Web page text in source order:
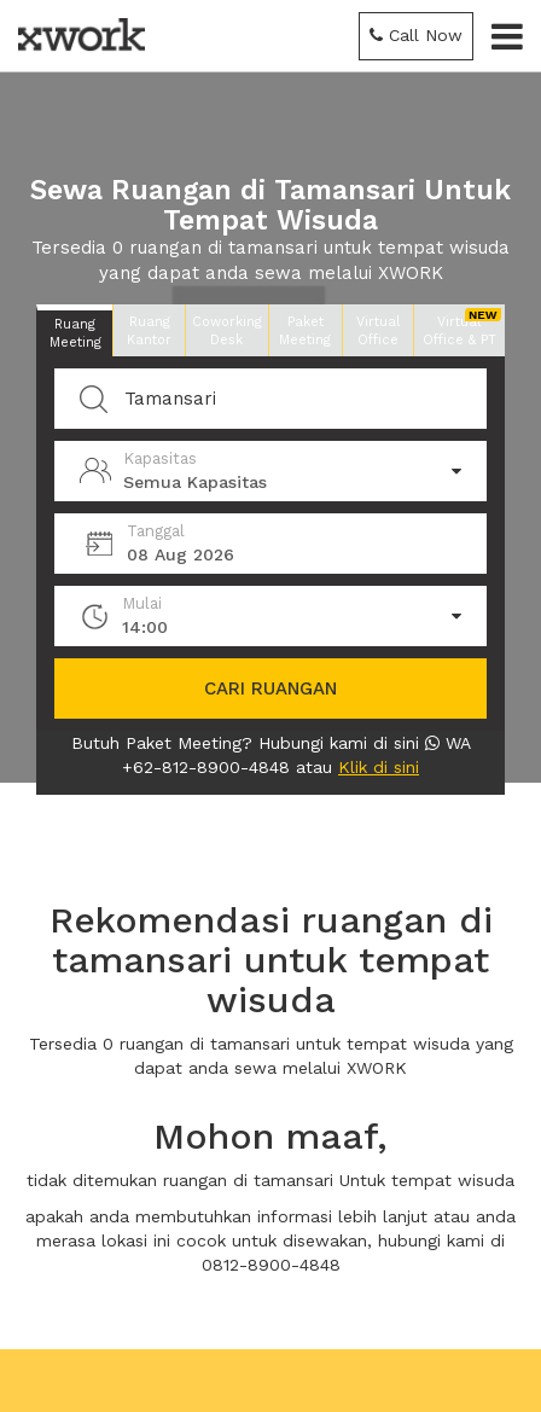
Call Now
Sewa Ruangan di Tamansari Untuk
Tempat Wisuda
Tersedia 0 ruangan di tamansari untuk tempat wisuda
yang dapat anda sewa melalui XWORK
Ruang
Meeting
Ruang
Kantor
Coworking
Desk
Paket
Meeting
Virtual
Office
Virtual
Office & PT
Kapasitas
Semua Kapasitas
Tanggal
08 Aug 2026
Mulai
14:00
CARI RUANGAN
Butuh Paket Meeting? Hubungi kami di sini
WA
+62-812-8900-4848 atau Klik di sini
Rekomendasi ruangan di
tamansari untuk tempat
wisuda
Tersedia 0 ruangan di tamansari untuk tempat wisuda yang
dapat anda sewa melalui XWORK
Mohon maaf,
tidak ditemukan ruangan di tamansari Untuk tempat wisuda
apakah anda membutuhkan informasi lebih lanjut atau anda
merasa lokasi ini cocok untuk disewakan, hubungi kami di
0812-8900-4848